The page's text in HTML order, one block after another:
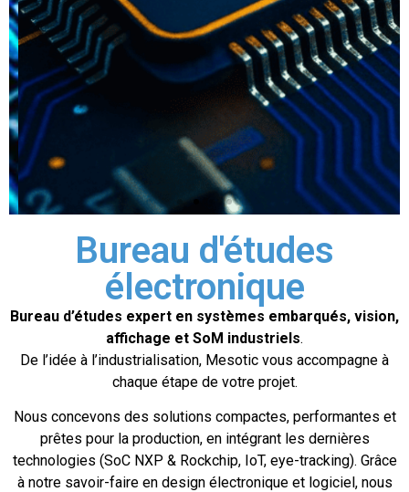
design
& SoMs
Mesotic
Bureau d'études
électronique
Bureau d’études expert en systèmes embarqués, vision,
affichage et SoM industriels.
De l’idée à l’industrialisation, Mesotic vous accompagne à
chaque étape de votre projet.
Nous concevons des solutions compactes, performantes et
prêtes pour la production, en intégrant les dernières
technologies (SoC NXP & Rockchip, IoT, eye-tracking). Grâce
à notre savoir-faire en design électronique et logiciel, nous